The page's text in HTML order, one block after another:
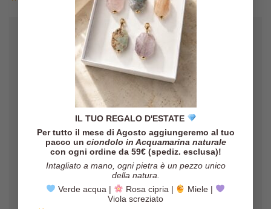
IL TUO REGALO D'ESTATE
Per tutto il mese di Agosto aggiungeremo al tuo
pacco un ciondolo in Acquamarina naturale
con ogni ordine da 59€ (spediz. esclusa)!
Intagliato a mano, ogni pietra è un pezzo unico
della natura.
Verde acqua |
Rosa cipria |
Miele |
Viola screziato
Gli orecchini sono veramente belli,
il pacco è arrivato in poco tempo ed
il venditore è molto affidabile!
Marinella